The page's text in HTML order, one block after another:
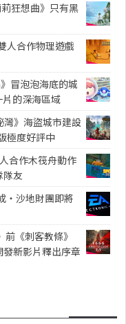
狂想曲》只有黑
人合作物理遊戲
冒泡泡海底的城
的深海區域
灣》海盜城市建設
極度好評中
合作木筏舟動作
隊友
・沙地財團即將
《刺客教條》
新影片釋出序章